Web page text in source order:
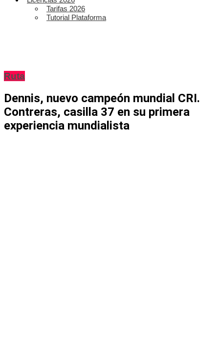
Tarifas 2026
Tutorial Plataforma
Ruta
Dennis, nuevo campeón mundial CRI.
Contreras, casilla 37 en su primera
experiencia mundialista